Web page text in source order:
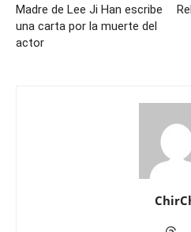
Madre de Lee Ji Han escribe
una carta por la muerte del
actor